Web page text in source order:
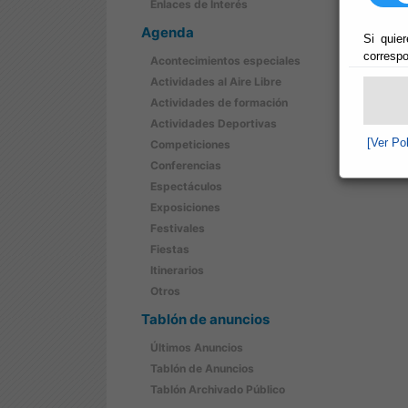
Si
[Ver
Enlaces de Interés
Agenda
Acontecimientos especiales
Actividades al Aire Libre
Actividades de formación
Actividades Deportivas
Competiciones
Conferencias
Espectáculos
Exposiciones
Festivales
Fiestas
Itinerarios
Otros
Tablón de anuncios
Últimos Anuncios
Tablón de Anuncios
Tablón Archivado Público